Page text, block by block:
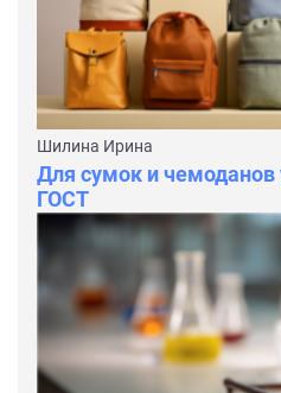
Шилина Ирина
Для сумок и
ГОСТ